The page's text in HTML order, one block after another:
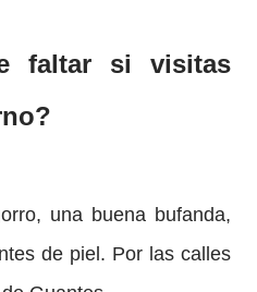
faltar si visitas
una buena bufanda,
de piel. Por las calles